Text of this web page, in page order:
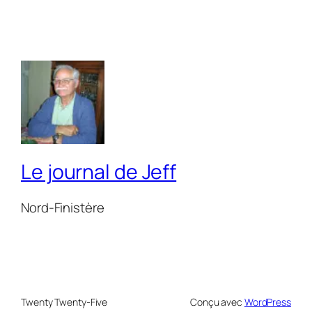
Le journal de Jeff
Nord-Finistère
Twenty Twenty-Five Conçu avec WordPress